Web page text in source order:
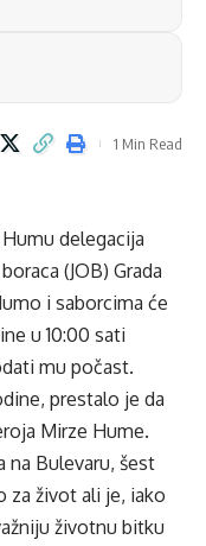
1 Min Read
delegacija
(JOB) Grada
i saborcima će
u 10:00 sati
mu počast.
prestalo je da
Mirze Hume.
na Bulevaru, šest
za život ali je, iako
životnu bitku